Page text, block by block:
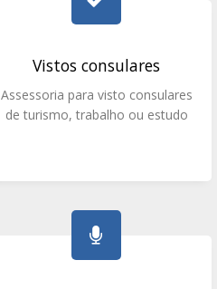
Vistos consulares
Assessoria para visto consulares
de turismo, trabalho ou estudo